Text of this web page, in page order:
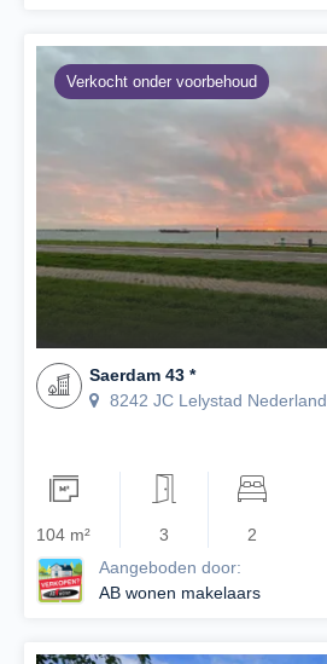
Verkocht onder voorbehoud
Saerdam 43 *
8242 JC Lelystad Nederland
104 m² 3
2
Aangeboden door:
AB wonen makelaars